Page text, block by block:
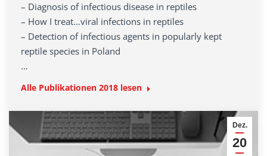
– Diagnosis of infectious disease in reptiles
– How I treat…viral infections in reptiles
– Detection of infectious agents in popularly kept
reptile species in Poland
…
Alle Publikationen 2018 lesen
Dez.
20